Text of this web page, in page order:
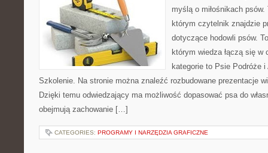
myślą o miłośnikach
którym czytelnik znajdzie
dotyczące hodowli psów.
którym wiedza łączą się
kategorie to Psie Podróże
Szkolenie. Na stronie można znaleźć rozbudowane prezentacje
Dzięki temu odwiedzający ma możliwość dopasować psa do
obejmują zachowanie […]
CATEGORIES: PROGRAMY I NARZĘDZIA GRAFICZNE